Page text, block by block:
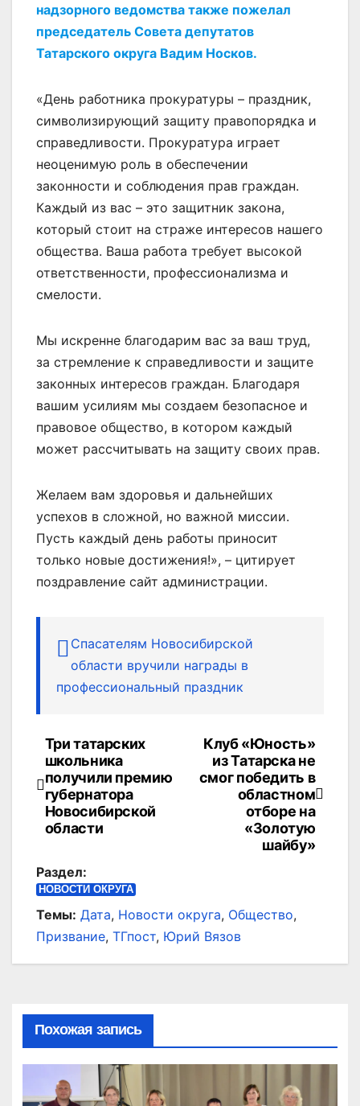
надзорного ведомства также пожелал
председатель Совета депутатов
Татарского округа Вадим Носков.
«День работника прокуратуры – праздник,
символизирующий защиту правопорядка и
справедливости. Прокуратура играет
неоценимую роль в обеспечении
законности и соблюдения прав граждан.
Каждый из вас – это защитник закона,
который стоит на страже интересов нашего
общества. Ваша работа требует высокой
ответственности, профессионализма и
смелости.
Мы искренне благодарим вас за ваш труд,
за стремление к справедливости и защите
законных интересов граждан. Благодаря
вашим усилиям мы создаем безопасное и
правовое общество, в котором каждый
может рассчитывать на защиту своих прав.
Желаем вам здоровья и дальнейших
успехов в сложной, но важной миссии.
Пусть каждый день работы приносит
только новые достижения!», – цитирует
поздравление сайт администрации.
Спасателям Новосибирской
области вручили награды в
профессиональный праздник
Навигация
по
записям
Клуб «Юность»
из Татарска не
смог победить в
областном
отборе на
«Золотую
шайбу»
Три татарских
школьника
получили премию
губернатора
Новосибирской
области
Раздел:
НОВОСТИ ОКРУГА
Темы: Дата, Новости округа, Общество,
Призвание, ТГпост, Юрий Вязов
Похожая запись